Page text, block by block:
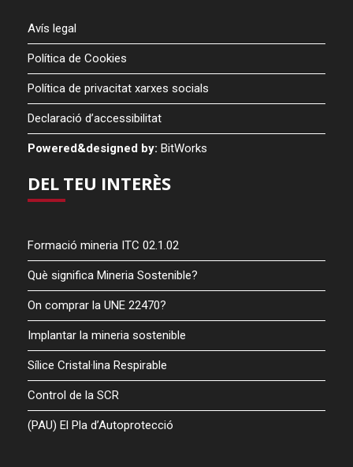
Avís legal
Política de Cookies
Política de privacitat xarxes socials
Declaració d’accessibilitat
Powered&designed by: BitWorks
DEL TEU INTERÈS
Formació mineria ITC 02.1.02
Què significa Mineria Sostenible?
On comprar la UNE 22470?
Implantar la mineria sostenible
Sílice Cristal·lina Respirable
Control de la SCR
(PAU) El Pla d’Autoprotecció